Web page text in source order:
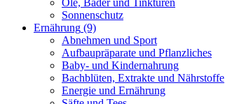
Öle, Bäder und Tinkturen
Sonnenschutz
Ernährung (9)
Abnehmen und Sport
Aufbaupräparate und Pflanzliches
Baby- und Kindernahrung
Bachblüten, Extrakte und Nährstoffe
Energie und Ernährung